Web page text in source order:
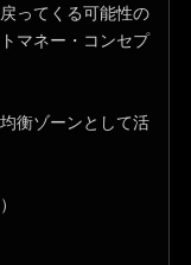
ってくる可能性の
マネー・コンセプ
衡ゾーンとして活